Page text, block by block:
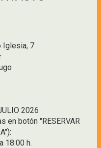
Iglesia, 7
2026
en botón "RESERVAR
18:00 h.